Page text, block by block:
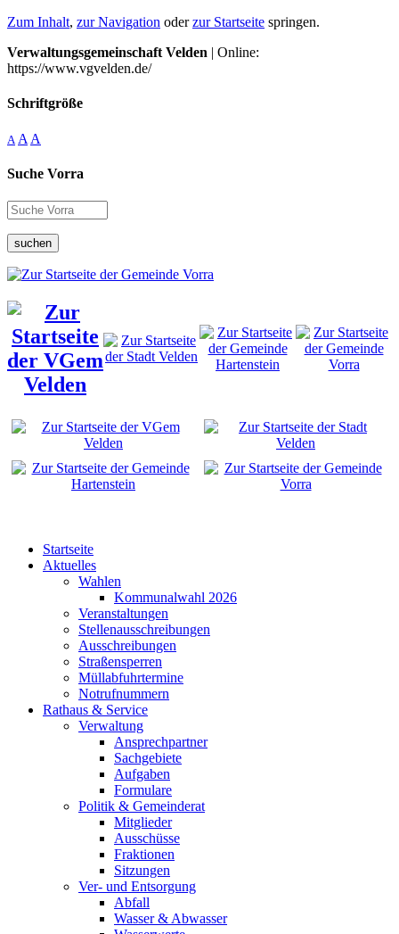
Zum Inhalt, zur Navigation oderzur Startseite springen.
Verwaltungsgemeinschaft Velden | Online:
https://www.vgvelden.de/
Schriftgröße
A A A
Suche Vorra
suchen
Startseite
Aktuelles
Wahlen
Kommunalwahl 2026
Veranstaltungen
Stellenausschreibungen
Ausschreibungen
Straßensperren
Müllabfuhrtermine
Notrufnummern
Rathaus & Service
Verwaltung
Ansprechpartner
Sachgebiete
Aufgaben
Formulare
Politik & Gemeinderat
Mitglieder
Ausschüsse
Fraktionen
Sitzungen
Ver- und Entsorgung
Abfall
Wasser & Abwasser